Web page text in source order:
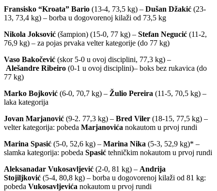
Fransisko “Kroata” Bario (13-4, 73,5 kg) – Dušan Džakić (23-
13, 73,4 kg) – borba u dogovorenoj kilaži od 73,5 kg
Nikola Joksović (šampion) (15-0, 77 kg) – Stefan Negucić (11-2,
76,9 kg) – za pojas prvaka velter kategorije (do 77 kg)
Vaso Bakočević (skor 5-0 u ovoj disciplini, 77,3 kg) –
Alešandre Ribeiro (0-1 u ovoj disciplini)– boks bez rukavica (do
77 kg)
Marko Bojković (6-0, 70,7 kg) – Žulio Pereira (11-5, 70,5 kg) –
laka kategorija
Jovan Marjanović (9-2. 77,3 kg) – Bred Viler (18-15, 77,5 kg) –
velter kategorija: pobeda Marjanovića nokautom u prvoj rundi
Marina Spasić (5-0, 52,6 kg) – Marina Nika (5-3, 52,9 kg)* –
slamka kategorija: pobeda Spasić tehničkim nokautom u prvoj rundi
Aleksanadar Vukosavljević (2-0, 81 kg) – Andrija
Stojiljković (5-4, 80,8 kg) – borba u dogovorenoj kilaži od 81 kg:
pobeda Vukosavljevića nokautom u prvoj rundi